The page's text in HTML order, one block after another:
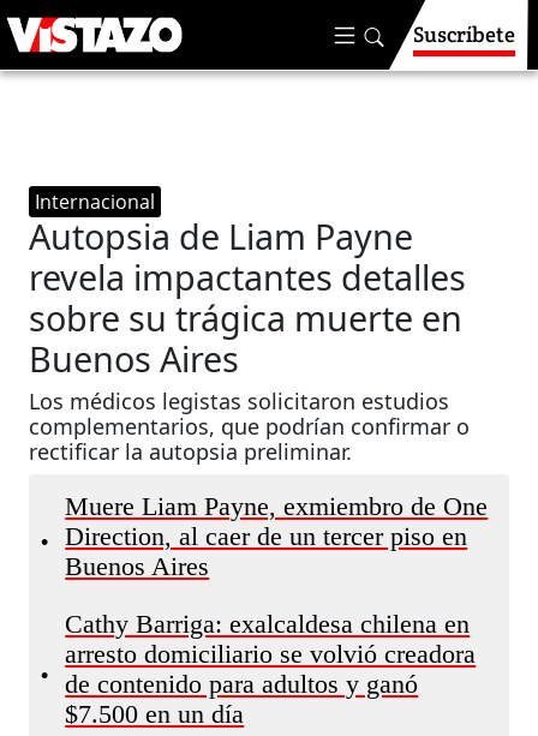
Suscríbete
Internacional
Autopsia de Liam Payne
revela impactantes detalles
sobre su trágica muerte en
Buenos Aires
Los médicos legistas solicitaron estudios
complementarios, que podrían confirmar o
rectificar la autopsia preliminar.
•
Muere Liam Payne, exmiembro de One
Direction, al caer de un tercer piso en
Buenos Aires
•
Cathy Barriga: exalcaldesa chilena en
arresto domiciliario se volvió creadora
de contenido para adultos y ganó
$7.500 en un día